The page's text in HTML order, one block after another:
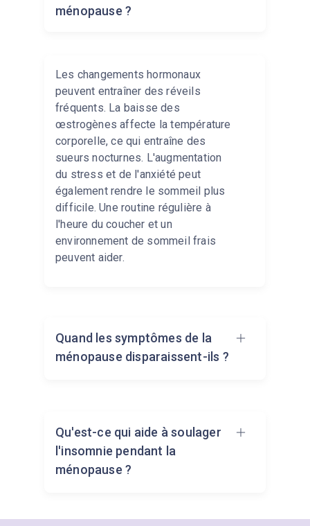
ménopause ?
Les changements hormonaux
peuvent entraîner des réveils
fréquents. La baisse des
œstrogènes affecte la température
corporelle, ce qui entraîne des
sueurs nocturnes. L'augmentation
du stress et de l'anxiété peut
également rendre le sommeil plus
difficile. Une routine régulière à
l'heure du coucher et un
environnement de sommeil frais
peuvent aider.
Quand les symptômes de la
ménopause disparaissent-ils ?
Les symptômes s'atténuent
généralement quelques années
après la ménopause, mais le délai
varie. Certaines femmes
Qu'est-ce qui aide à soulager
l'insomnie pendant la
ménopause ?